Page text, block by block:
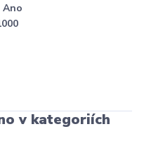
Ano
v kategoriích